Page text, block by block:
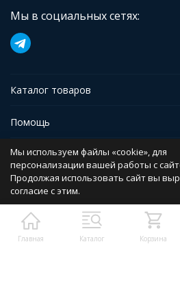
Главная Каталог Корзина
Мы в социальных сетях:
Каталог товаров
Помощь
Иформация
Политика персональных данных
Разработано в
bodysite.ru
Мы используем файлы «cookie», для
персонализации вашей работы с
Продолжая использовать сайт вы
согласие с этим.